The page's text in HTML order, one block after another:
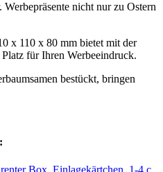
nicht nur zu Ostern
x 110 x 80 mm bietet mit der
für Ihren Werbeeindruck.
bestückt, bringen